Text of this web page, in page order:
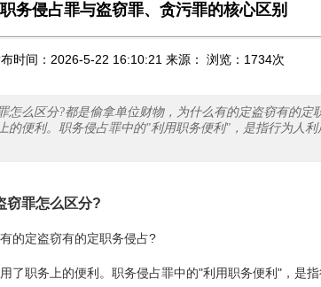
职务侵占罪与盗窃罪、贪污罪的核心区别
时间：2026-5-22 16:10:21 来源： 浏览： 1734次
怎么区分?都是偷拿单位财物，为什么有的定盗窃有的定
的便利。职务侵占罪中的"利用职务便利"，是指行为人
窃罪怎么区分?
的定盗窃有的定职务侵占?
了职务上的便利。职务侵占罪中的"利用职务便利"，是